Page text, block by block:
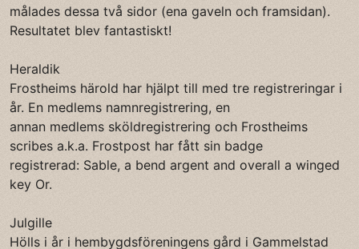
målades dessa två sidor (ena gaveln och framsidan).
Resultatet blev fantastiskt!
Heraldik
Frostheims härold har hjälpt till med tre registreringar i
år. En medlems namnregistrering, en
annan medlems sköldregistrering och Frostheims
scribes a.k.a. Frostpost har fått sin badge
registrerad: Sable, a bend argent and overall a winged
key Or.
Julgille
Hölls i år i hembygdsföreningens gård i Gammelstad